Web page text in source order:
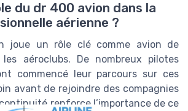
du dr 400 avion dans la
aérienne ?
joue un rôle clé comme avion de
aéroclubs. De nombreux pilotes
commencé leur parcours sur ces
avant de rejoindre des compagnies
renforce l’importance de ce